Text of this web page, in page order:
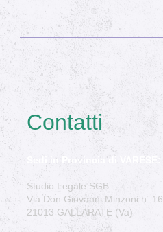
Contatti
Sedi in Provincia di VARESE:
Studio Legale SGB
Via Don Giovanni Minzoni n. 16
21013 GALLARATE (Va)